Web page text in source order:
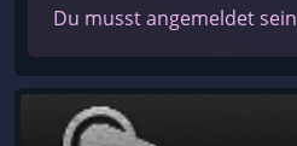
Du musst angemeldet sein